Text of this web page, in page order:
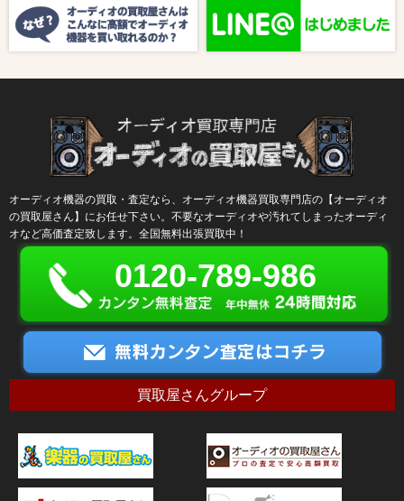
【ラジオ番組放送のお知らせ】
オーディオ機器の買取・査定なら、オーディオ機器買取専門店の【オーディオ
の買取屋さん】にお任せ下さい。不要なオーディオや汚れてしまったオーディ
オなど高価査定致します。全国無料出張買取中！
0120-789-986
買取屋さんグループ